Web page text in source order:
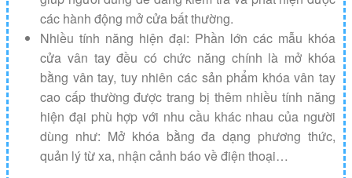
các hành động mở cửa bất thường.
Nhiều tính năng hiện đại: Phần lớn các mẫu khóa
cửa vân tay đều có chức năng chính là mở khóa
bằng vân tay, tuy nhiên các sản phẩm khóa vân tay
cao cấp thường được trang bị thêm nhiều tính năng
hiện đại phù hợp với nhu cầu khác nhau của người
dùng như: Mở khóa bằng đa dạng phương thức,
quản lý từ xa, nhận cảnh báo về điện thoại…